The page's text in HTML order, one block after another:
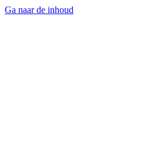
Ga naar de inhoud